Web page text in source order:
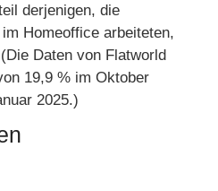
derjenigen, die
Homeoffice arbeiteten,
Daten von Flatworld
19,9 % im Oktober
2025.)